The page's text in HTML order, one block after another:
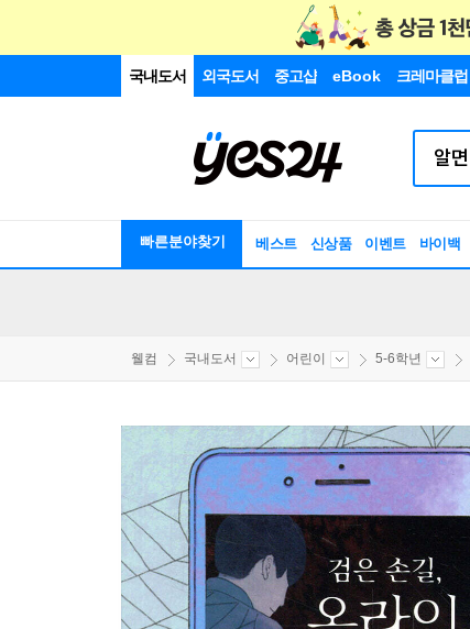
국내도서 외국도서 중고샵 eBook 크레마클럽
빠른분야찾기 베스트 신상품 이벤트 바이백
웰컴 국내도서 어린이 5-6학년